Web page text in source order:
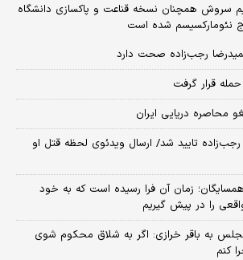
سروش همچنان نسخه قناعت و پاکسازی دانشگاه
نئومارکسیسم شده است
رجب‌زاده صحت دارد
قرار گرفت
محاصره دریایی ایران
تایید شد/ ارسال ویدئوی لحظه قتل او
زمان آن فرا رسیده است که به خود
را در پیش گیریم
به باقر خرازی: اگر به شلاق محکوم شوی
کنم